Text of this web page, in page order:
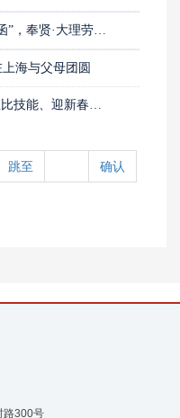
一封跨越2000多公里的“就业邀请函”，奉贤·大理劳务协作五年点亮万个家庭
海与父母团圆
“这里像回娘家！”闵行零工市场里比技能、迎新春，她们选择留沪过年
跳至 确认
路300号